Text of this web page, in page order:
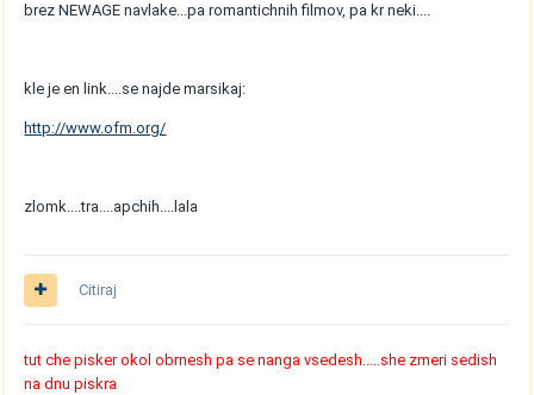
brez NEWAGE navlake...pa romantichnih filmov, pa kr neki....
kle je en link....se najde marsikaj:
http://www.ofm.org/
zlomk....tra....apchih....lala
Citiraj
tut che pisker okol obrnesh pa se nanga vsedesh.....she zmeri sedish
na dnu piskra